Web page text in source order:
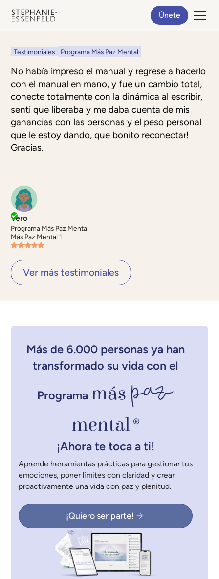
Únete
Testimoniales Programa Más Paz Mental
No había impreso el manual y regrese a hacerlo
con el manual en mano, y fue un cambio total,
conecte totalmente con la dinámica al escribir,
senti que liberaba y me daba cuenta de mis
ganancias con las personas y el peso personal
que le estoy dando, que bonito reconectar!
Gracias.
Vero
Programa Más Paz Mental
Más Paz Mental 1
Ver más testimoniales
Más de 6.000 personas ya han
transformado su vida con el
Programa más paz
mental ®
¡Ahora te toca a ti!
Aprende herramientas prácticas para gestionar tus
emociones, poner límites con claridad y crear
proactivamente una vida con paz y plenitud.
¡Quiero ser parte!